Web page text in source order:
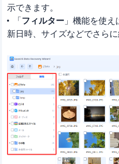
示できます。
「フィルター」機能を使え
新日時、サイズなどでさらに